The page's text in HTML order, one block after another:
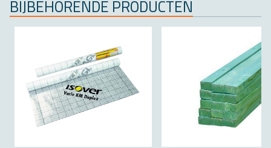
BIJ­BE­HO­REN­DE PRO­DUC­TEN